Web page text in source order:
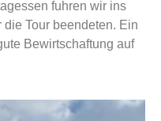
fuhren wir ins
Tour beendeten. Ein
Bewirtschaftung auf